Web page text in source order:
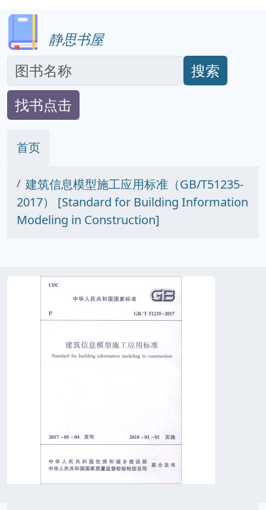
静思书屋
搜索
找书点击
首页
建筑信息模型施工应用标准（GB/T51235-
2017） [Standard for Building Information
Modeling in Construction]